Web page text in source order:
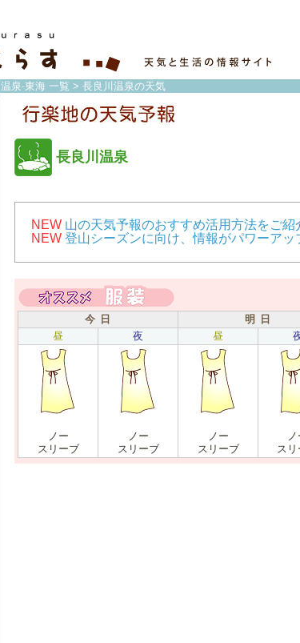
温泉-東海 一覧 > 長良川温泉の天気
長良川温泉
NEW 山の天気予報のおすすめ活用方法をご紹
NEW 登山シーズンに向け、情報がパワーアッ
今 日
明 日
昼
夜 昼
ノー
スリーブ
ノー
スリーブ
ノー
スリーブ
ノ
ス